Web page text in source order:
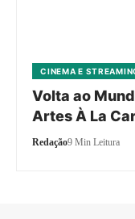
CINEMA E
Volta ao
Artes À La
Redação9 Min Leitura